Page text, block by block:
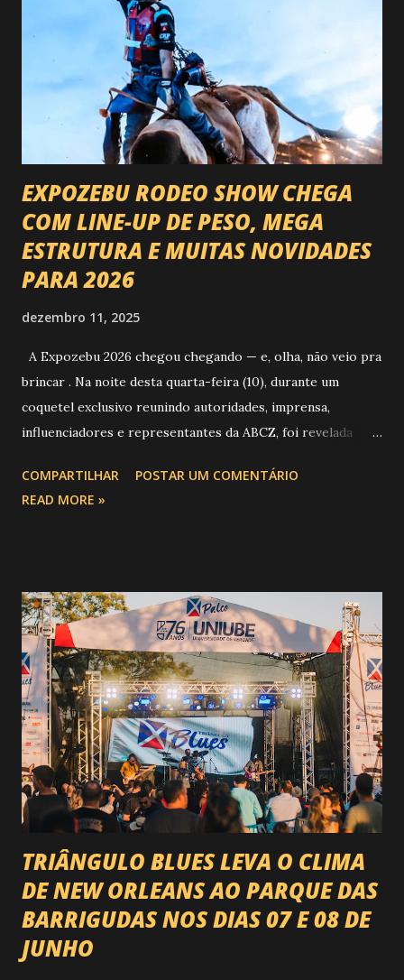
EXPOZEBU RODEO SHOW CHEGA
COM LINE-UP DE PESO, MEGA
ESTRUTURA E MUITAS NOVIDADES
PARA 2026
dezembro 11, 2025
A Expozebu 2026 chegou chegando — e, olha, não veio pra
brincar . Na noite desta quarta-feira (10), durante um
coquetel exclusivo reunindo autoridades, imprensa,
influenciadores e representantes da ABCZ, foi revelada
festa : a chegada do Campeonato de Montarias em Touros
do Circuito Rancho Primavera (CRP) , a maior companhia de
impacto é tão grande que o evento até mudou de nome:
agora é Expozebu Rodeo Shows . E não para por aí. Foto:
@circuitoranchoprimavera 🎤 LINE-UP NACIONAL QUE
VAI ESTREMECER O PARQUE Serão quatro noites , entre
24, 25, 30 de abril e 02 de maio , com oito atrações gigantes
da música brasileira , contemplando sertanejo, forró,
piseiro e sofrência nível hard: Gusttavo Lima Leonardo
Natanzinho Lima Jads & ...
COMPARTILHAR
POSTAR UM COMENTÁRIO
READ MORE »
TRIÂNGULO BLUES LEVA O CLIMA
DE NEW ORLEANS AO PARQUE DAS
BARRIGUDAS NOS DIAS 07 E 08 DE
JUNHO